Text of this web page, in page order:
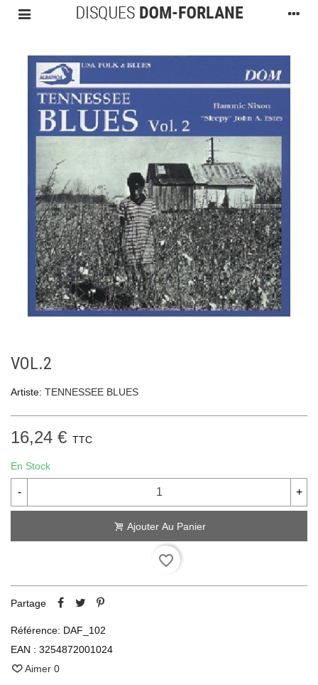
VOL.2
Artiste: TENNESSEE BLUES
16,24 € TTC
En Stock
- +
Ajouter Au Panier
favorite_border
Partage
Référence: DAF_102
EAN : 3254872001024
Aimer 0